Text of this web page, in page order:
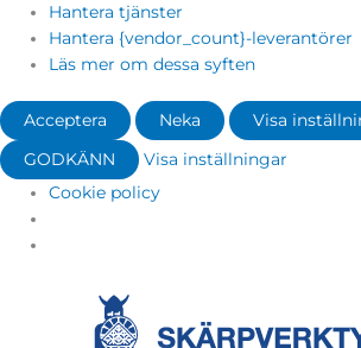
Hantera tjänster
Hantera {vendor_count}-leverantörer
Läs mer om dessa syften
Acceptera Neka Visa
GODKÄNN
Visa inställningar
Cookie policy